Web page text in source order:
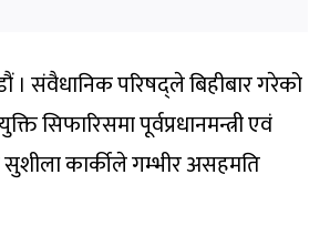
। संवैधानिक परिषद्ले बिहीबार गरेको
सिफारिसमा पूर्वप्रधानमन्त्री एवं
सुशीला कार्कीले गम्भीर असहमति